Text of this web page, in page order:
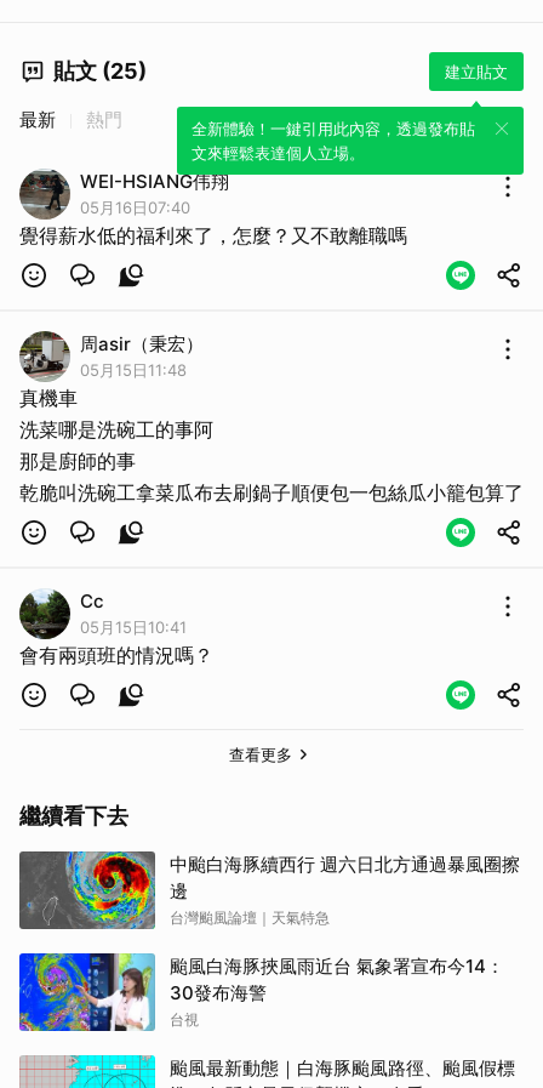
貼文 (25) 建立貼文
全新體驗！一鍵引用此內容，透過發布貼
文來輕鬆表達個人立場。
最新 熱門
WEI-HSIANG伟翔
05月16日07:40
覺得薪水低的福利來了，怎麼？又不敢離職嗎
周asir（秉宏）
05月15日11:48
真機車
洗菜哪是洗碗工的事阿
那是廚師的事
乾脆叫洗碗工拿菜瓜布去刷鍋子順便包一包絲瓜小籠包算了
Cc
05月15日10:41
會有兩頭班的情況嗎？
查看更多
繼續看下去
中颱白海豚續西行 週六日北方通過暴風圈擦
邊
台灣颱風論壇｜天氣特急
颱風白海豚挾風雨近台 氣象署宣布今14：
30發布海警
台視
颱風最新動態｜白海豚颱風路徑、颱風假標